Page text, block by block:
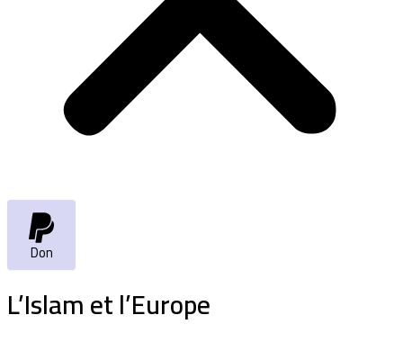
Don
L’Islam et l’Europe